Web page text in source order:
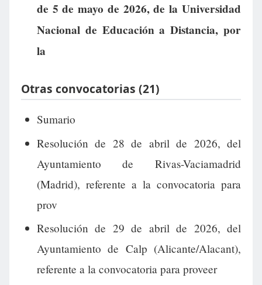
de 5 de mayo de 2026, de la Universidad
Nacional de Educación a Distancia, por
la
Otras convocatorias (21)
Sumario
Resolución de 28 de abril de 2026, del
Ayuntamiento de Rivas-Vaciamadrid
(Madrid), referente a la convocatoria para
prov
Resolución de 29 de abril de 2026, del
Ayuntamiento de Calp (Alicante/Alacant),
referente a la convocatoria para proveer